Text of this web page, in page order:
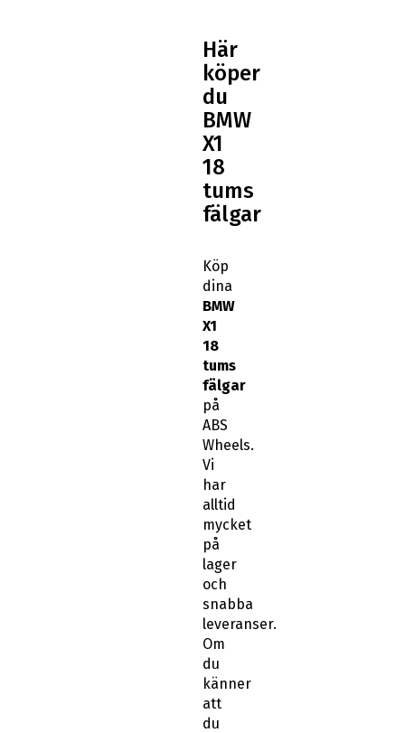
Här
köper
du
BMW
X1
18
tums
fälgar
Köp
dina
BMW
X1
18
tums
fälgar
på
ABS
Wheels.
Vi
har
alltid
mycket
på
lager
och
snabba
leveranser.
Om
du
känner
att
du